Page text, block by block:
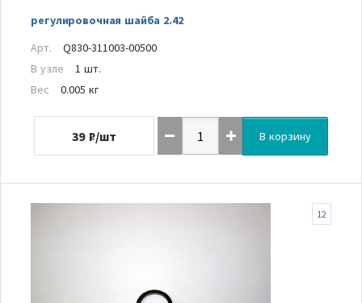
регулировочная шайба 2.42
Арт.
Q830-311003-00500
В узле
1 шт.
Вес
0.005 кг
39 ₽/шт В корзину
12